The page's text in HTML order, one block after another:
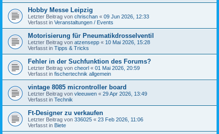
Hobby Messe Leipzig
Letzter Beitrag von chrischan « 09 Jun 2026, 12:33
Verfasst in Veranstaltungen / Events
Motorisierung für Pneumatikdrosselventil
Letzter Beitrag von atzensepp « 10 Mai 2026, 15:28
Verfasst in Tipps & Tricks
Fehler in der Suchfunktion des Forums?
Letzter Beitrag von cheorl « 01 Mai 2026, 20:59
Verfasst in fischertechnik allgemein
vintage 8085 microntroller board
Letzter Beitrag von vleeuwen « 29 Apr 2026, 13:49
Verfasst in Technik
Ft-Designer zu verkaufen
Letzter Beitrag von 336025 « 23 Feb 2026, 11:06
Verfasst in Biete